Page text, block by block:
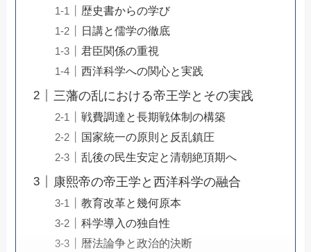
歴史書からの学び
日講と儒学の徹底
君臣関係の重視
西洋科学への関心と実践
三藩の乱における帝王学とその実践
戦費調達と長期戦体制の構築
国家統一の原則と反乱鎮圧
乱後の民生安定と清朝絶頂期へ
康熙帝の帝王学と西洋科学の融合
教育改革と幾何原本
科学導入の独自性
暦法論争と政治的決断